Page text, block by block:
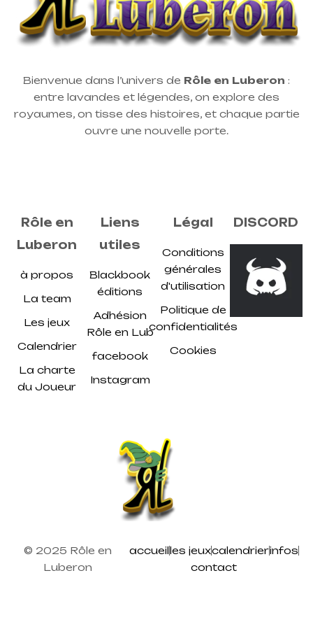
Bienvenue dans l’univers de Rôle en Luberon :
entre lavandes et légendes, on explore des
royaumes, on tisse des histoires, et chaque partie
ouvre une nouvelle porte.
Rôle en
Luberon
à propos
La team
Les jeux
Calendrier
La charte
du Joueur
Liens
utiles
Blackbook
éditions
Adhésion
Rôle en Lub
facebook
Instagram
Légal
Conditions
générales
d'utilisation
Politique de
confidentialités
Cookies
DISCORD
© 2025 Rôle en
Luberon
accueilles jeuxcalendrierinfos
contact